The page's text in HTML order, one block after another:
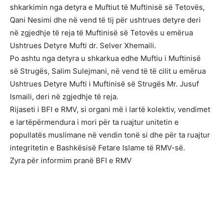
shkarkimin nga detyra e Muftiut të Muftinisë së Tetovës,
Qani Nesimi dhe në vend të tij për ushtrues detyre deri
në zgjedhje të reja të Muftinisë së Tetovës u emërua
Ushtrues Detyre Mufti dr. Selver Xhemaili.
Po ashtu nga detyra u shkarkua edhe Muftiu i Muftinisë
së Strugës, Salim Sulejmani, në vend të të cilit u emërua
Ushtrues Detyre Mufti i Muftinisë së Strugës Mr. Jusuf
Ismaili, deri në zgjedhje të reja.
Rijaseti i BFI e RMV, si organi më i lartë kolektiv, vendimet
e lartëpërmendura i mori për ta ruajtur unitetin e
popullatës muslimane në vendin tonë si dhe për ta ruajtur
integritetin e Bashkësisë Fetare Islame të RMV-së.
Zyra për informim pranë BFI e RMV